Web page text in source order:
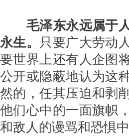
毛泽东永远属于
永生。 只要广大劳动
要世界上还有人企图
公开或隐蔽地认为这
然的，任其压迫和剥
他们心中的一面旗帜
和敌人的谩骂和恐惧中